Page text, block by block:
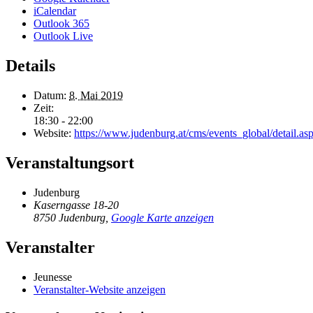
iCalendar
Outlook 365
Outlook Live
Details
Datum: 8. Mai 2019
Zeit:
18:30 - 22:00
Website: https://www.judenburg.at/cms/events_global/
Veranstaltungsort
Judenburg
Kaserngasse 18-20
8750 Judenburg Google Karte anzeigen
Veranstalter
Jeunesse
Veranstalter-Website anzeigen